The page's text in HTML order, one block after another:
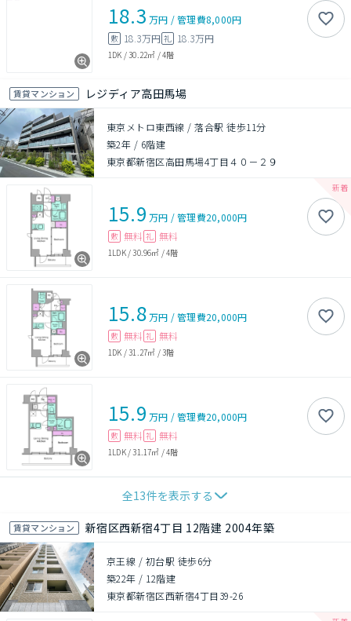
18.3 万円 /管理費8,000円
敷 18.3万円 礼 18.3万円
1DK /30.22㎡ /4階
賃貸マンション レジディア高田馬場
東京メトロ東西線 / 落合駅 徒歩11分
築2年 / 6階建
東京都新宿区高田馬場4丁目４０－２９
15.9 万円 /管理費20,000円
敷 無料 礼 無料
1LDK/30.96㎡ /4階
15.8万円 /管理費20,000円
敷 無料 礼 無料
1DK /31.27㎡ /3階
15.9 万円 /管理費20,000円
敷 無料 礼 無料
1LDK/31.17㎡ /4階
全13件を表示する
賃貸マンション 新宿区西新宿4丁目 12階建 2004年築
京王線 / 初台駅 徒歩6分
築22年 / 12階建
東京都新宿区西新宿4丁目39-26